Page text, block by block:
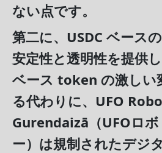
ない点です。
第二に、USDC ベース
安定性と透明性を提供
ベース token の激しい
る代わりに、UFO Robo
Gurendaizā（UFOロ
ー）は規制されたデジ